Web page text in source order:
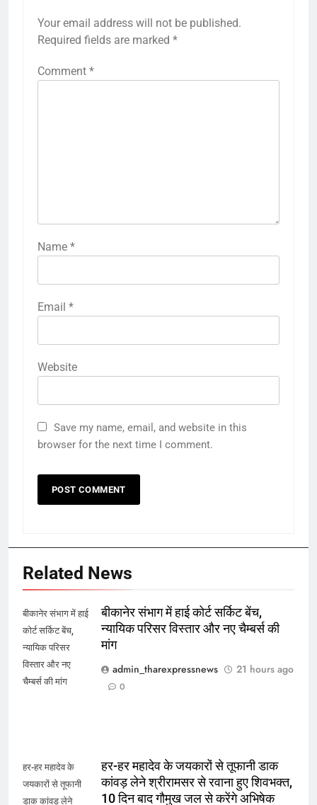
Your email address will not be published.
Required fields are marked *
Comment *
Name *
Email *
Website
Save my name, email, and website in this
browser for the next time I comment.
Related News
बीकानेर संभाग में हाई
कोर्ट सर्किट बेंच,
न्यायिक परिसर
विस्तार और नए
चैम्बर्स की मांग
बीकानेर संभाग में हाई कोर्ट सर्किट बेंच,
न्यायिक परिसर विस्तार और नए चैम्बर्स की
मांग
admin_tharexpressnews
21 hours ago
0
हर-हर महादेव के
जयकारों से तूफानी
डाक कांवड़ लेने
हर-हर महादेव के जयकारों से तूफानी डाक
कांवड़ लेने श्रीरामसर से रवाना हुए शिवभक्त,
10 दिन बाद गौमुख जल से करेंगे अभिषेक